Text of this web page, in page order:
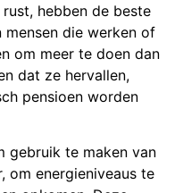
hebben de beste
mensen die werken of
om meer te doen dan
dat ze hervallen,
pensioen worden
gebruik te maken van
om energieniveaus te